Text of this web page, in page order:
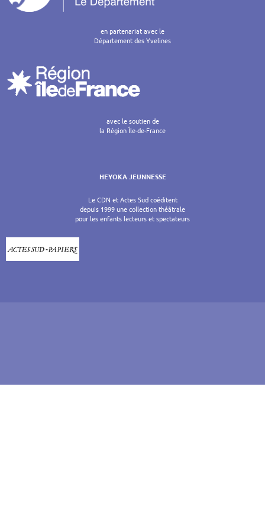
en partenariat avec le
Département des Yvelines
avec le soutien de
la Région Île-de-France
HEYOKA JEUNNESSE
Le CDN et Actes Sud coéditent
depuis 1999 une collection théâtrale
pour les enfants lecteurs et spectateurs